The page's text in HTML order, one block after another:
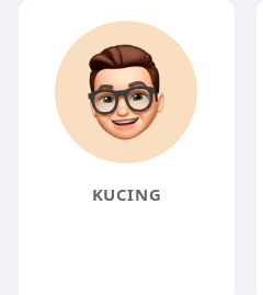
KUCING